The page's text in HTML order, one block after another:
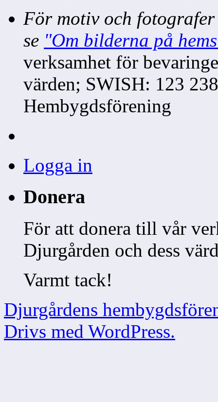
För motiv och
se "Om bilderna på
verksamhet för
värden; SWISH: 123
Hembygdsförening
Logga in
Donera
För att donera till vår
Djurgården och dess
Varmt tack!
Djurgårdens
Drivs med WordPress.